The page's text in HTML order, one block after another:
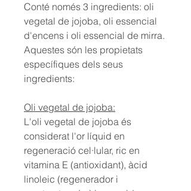
Conté només 3 ingredients: oli
vegetal de jojoba, oli essencial
d'encens i oli essencial de mirra.
Aquestes són les propietats
específiques dels seus
ingredients:
Oli vegetal de jojoba:
L'oli vegetal de jojoba és
considerat l'or líquid en
regeneració cel·lular, ric en
vitamina E (antioxidant), àcid
linoleic (regenerador i